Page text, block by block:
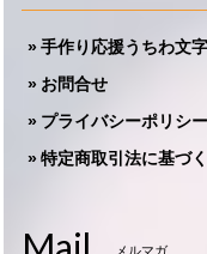
手作り応援うちわ
お問合せ
プライバシーポリシー
特定商取引法に基づ
メルマガ